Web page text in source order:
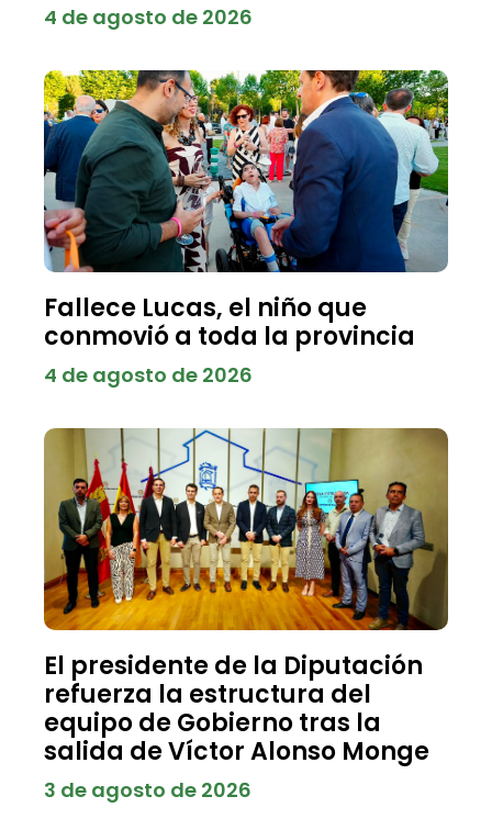
4 de agosto de 2026
Fallece Lucas, el niño que
conmovió a toda la provincia
4 de agosto de 2026
El presidente de la Diputación
refuerza la estructura del
equipo de Gobierno tras la
salida de Víctor Alonso Monge
3 de agosto de 2026